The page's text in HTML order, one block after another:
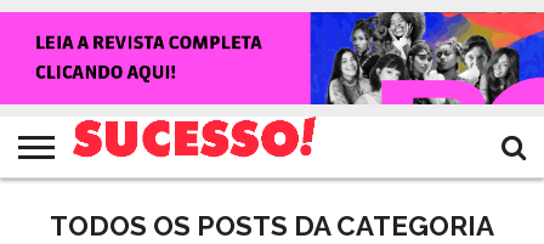
NOTÍCIAS
SHOWS
ENTREVISTAS
CLIQUES
RANKING
CROWLEY
TV
SUCESSO!
REVISTA
SUCESSO!
TODOS OS POSTS DA CATEGORIA